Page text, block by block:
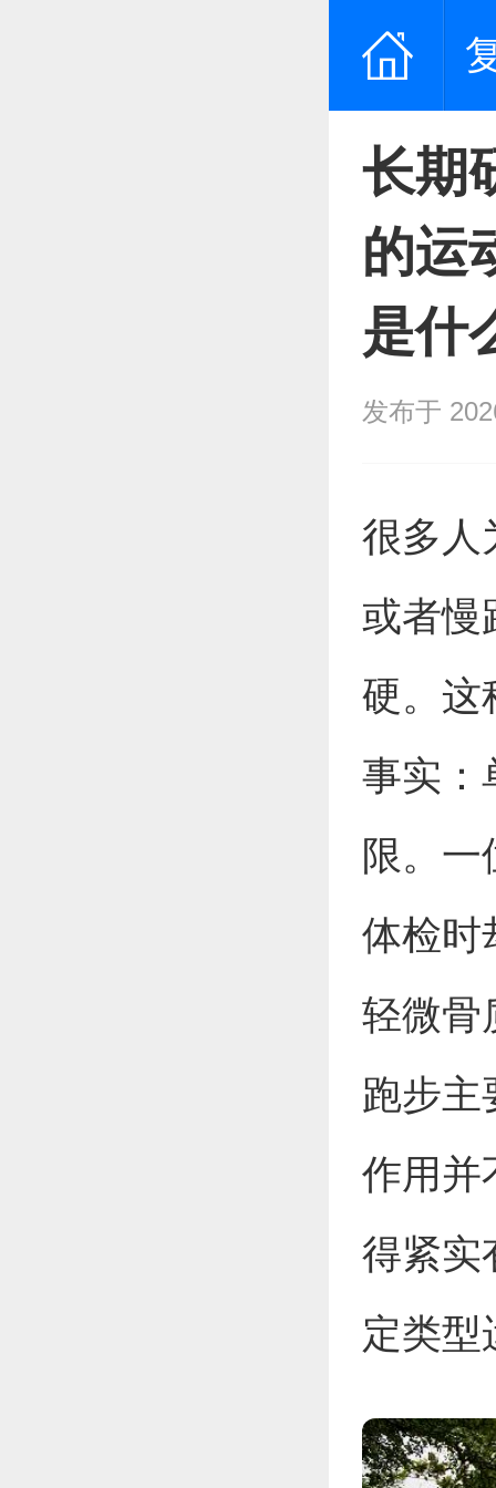
长期
的运
是什
发布于
很多人
或者慢
硬。这
事实：
限。
体检时
轻微骨
跑步主
作用并
得紧实
定类型